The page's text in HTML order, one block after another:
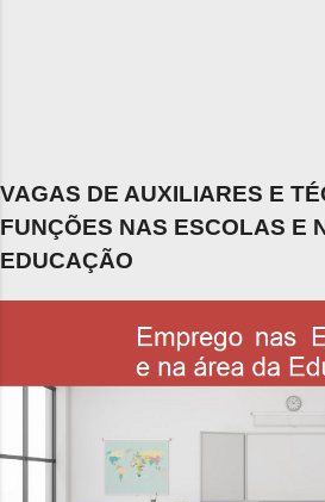
VAGAS DE AUXILIARES E
FUNÇÕES NAS ESCOLAS E
EDUCAÇÃO